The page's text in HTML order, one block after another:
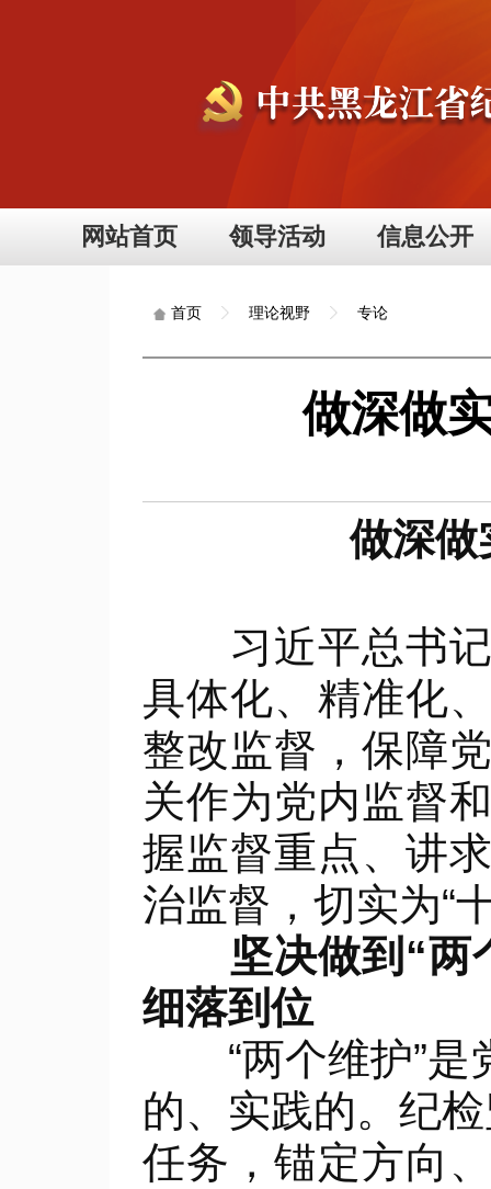
网站首页 领导活动 信息公开
首页 理论视野 专论
做深做
做深做
习近平总书记
具体化、精准化
整改监督，保障
关作为党内监督
握监督重点、讲
治监督，切实为“
坚决做到“两
细落到位
“两个维护”是
的、实践的。纪
任务，锚定方向